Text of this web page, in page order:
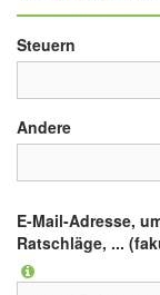
Steuern
Andere
E-Mail-Adresse,
Ratschläge, ...